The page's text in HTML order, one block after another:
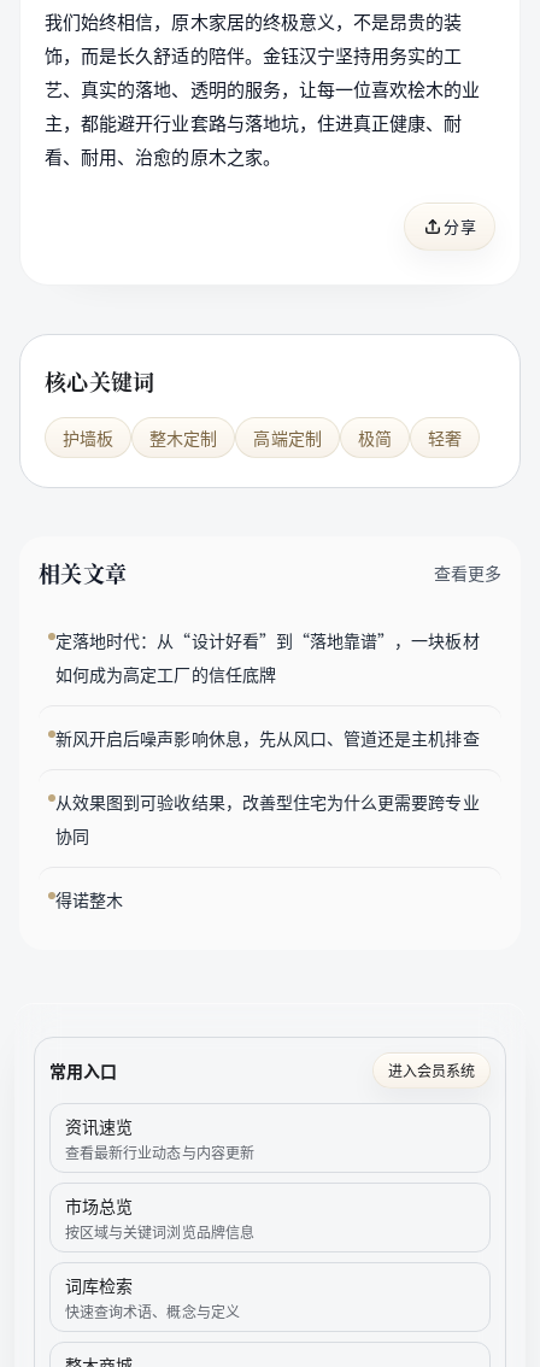
我们始终相信，原木家居的终极意义，不是昂贵的装
饰，而是长久舒适的陪伴。金钰汉宁坚持用务实的工
艺、真实的落地、透明的服务，让每一位喜欢桧木的业
主，都能避开行业套路与落地坑，住进真正健康、耐
看、耐用、治愈的原木之家。
分享
核心关键词
护墙板 整木定制 高端定制 极简 轻奢
相关文章 查看更多
定落地时代：从“设计好看”到“落地靠谱”，一块板材
如何成为高定工厂的信任底牌
新风开启后噪声影响休息，先从风口、管道还是主机排查
从效果图到可验收结果，改善型住宅为什么更需要跨专业
协同
得诺整木
常用入口 进入会员系统
资讯速览
查看最新行业动态与内容更新
市场总览
按区域与关键词浏览品牌信息
词库检索
快速查询术语、概念与定义